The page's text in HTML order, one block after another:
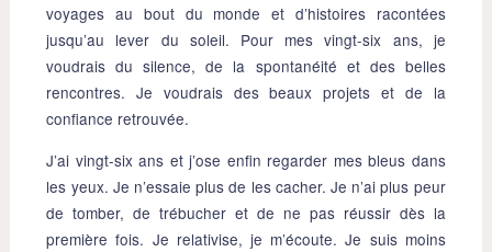
voyages au bout du monde et d’histoires racontées
jusqu’au lever du soleil. Pour mes vingt-six ans, je
voudrais du silence, de la spontanéité et des belles
rencontres. Je voudrais des beaux projets et de la
confiance retrouvée.
J’ai vingt-six ans et j’ose enfin regarder mes bleus dans
les yeux. Je n’essaie plus de les cacher. Je n’ai plus peur
de tomber, de trébucher et de ne pas réussir dès la
première fois. Je relativise, je m’écoute. Je suis moins